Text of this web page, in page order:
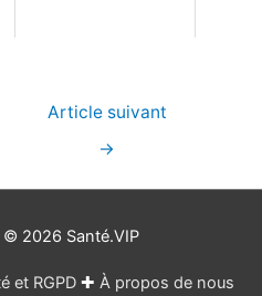
Article suivant
→
© 2026 Santé.VIP
et RGPD✚ À propos de nous